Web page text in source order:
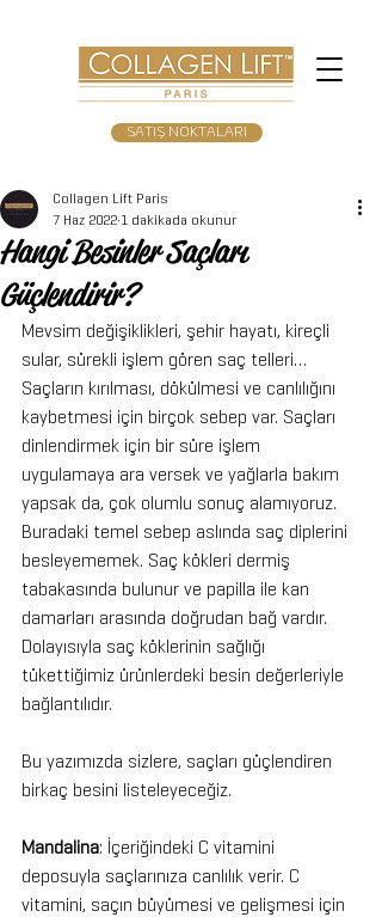
SATIŞ NOKTALARI
Hangi Besinler Saçları
Güçlendirir?
Collagen Lift Paris
7 Haz 2022 1 dakikada okunur
Mevsim değişiklikleri, şehir hayatı, kireçli
sular, sürekli işlem gören saç telleri…
Saçların kırılması, dökülmesi ve canlılığını
kaybetmesi için birçok sebep var. Saçları
dinlendirmek için bir süre işlem
uygulamaya ara versek ve yağlarla bakım
yapsak da, çok olumlu sonuç alamıyoruz.
Buradaki temel sebep aslında saç diplerini
besleyememek. Saç kökleri dermiş
tabakasında bulunur ve papilla ile kan
damarları arasında doğrudan bağ vardır.
Dolayısıyla saç köklerinin sağlığı
tükettiğimiz ürünlerdeki besin değerleriyle
bağlantılıdır.
Bu yazımızda sizlere, saçları güçlendiren
birkaç besini listeleyeceğiz.
Mandalina: İçeriğindeki C vitamini
deposuyla saçlarınıza canlılık verir. C
vitamini, saçın büyümesi ve gelişmesi için